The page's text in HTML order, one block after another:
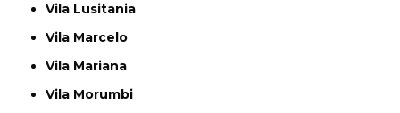
Vila Lusitania
Vila Marcelo
Vila Mariana
Vila Morumbi